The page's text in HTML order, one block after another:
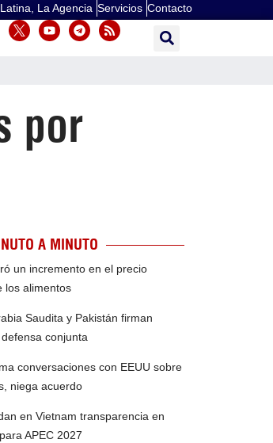
La Agencia Servicios Contacto
por
A MINUTO
un incremento en el precio
los alimentos
Saudita y Pakistán firman
conjunta
conversaciones con EEUU sobre
niega acuerdo
en Vietnam transparencia en
APEC 2027